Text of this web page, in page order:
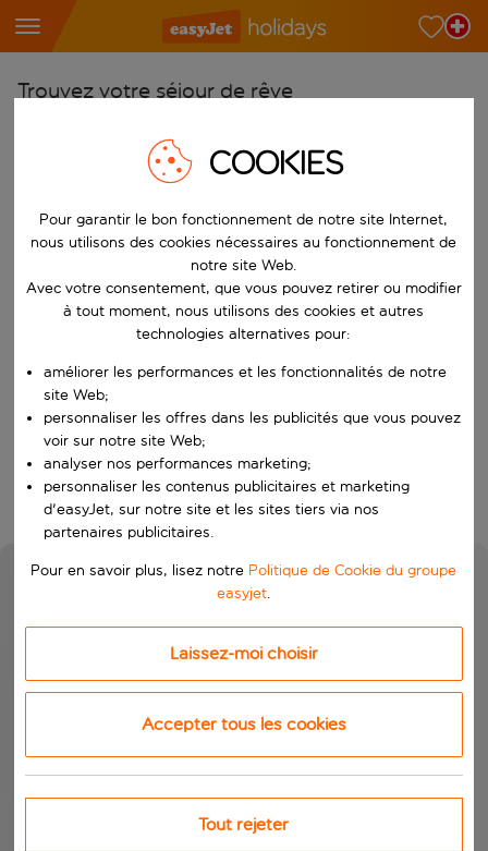
Trouvez votre séjour de rêve
Choisissez votre aéroport
Commencez à taper pour la saisie automatique. Lorsque les
Choisissez votre destination
Vers
Choisissez vos dates
Quand
Rechercher
COOKIES
Pour garantir le bon fonctionnement de notre site Internet,
nous utilisons des cookies nécessaires au fonctionnement de
notre site Web.
Avec votre consentement, que vous pouvez retirer ou modifier
à tout moment, nous utilisons des cookies et autres
technologies alternatives pour:
améliorer les performances et les fonctionnalités de notre
site Web;
personnaliser les offres dans les publicités que vous pouvez
voir sur notre site Web;
analyser nos performances marketing;
personnaliser les contenus publicitaires et marketing
d'easyJet, sur notre site et les sites tiers via nos
partenaires publicitaires.
Pour en savoir plus, lisez notre Politique de Cookie du groupe
easyjet.
Laissez-moi choisir
Accepter tous les cookies
Tout rejeter